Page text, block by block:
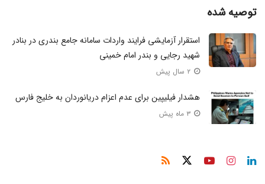
توصیه شده
استقرار آزمایشی فرایند واردات سامانه جامع بندری در بنادر
شهید رجایی و بندر امام خمینی
هشدار فیلیپین برای عدم اعزام دریانوردان به خلیج فارس